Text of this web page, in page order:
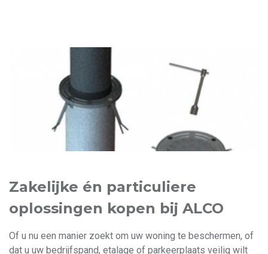
Zakelijke én particuliere
oplossingen kopen bij ALCO
Of u nu een manier zoekt om uw woning te beschermen, of
dat u uw bedrijfspand, etalage of parkeerplaats veilig wilt